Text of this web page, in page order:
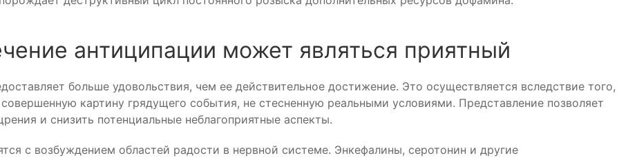
антиципации может являться приятный
больше удовольствия, чем ее действительное достижение. Это осуществляется вследствие того,
картину грядущего события, не стесненную реальными условиями. Представление позволяет
и снизить потенциальные неблагоприятные аспекты.
с возбуждением областей радости в нервной системе. Энкефалины, серотонин и другие